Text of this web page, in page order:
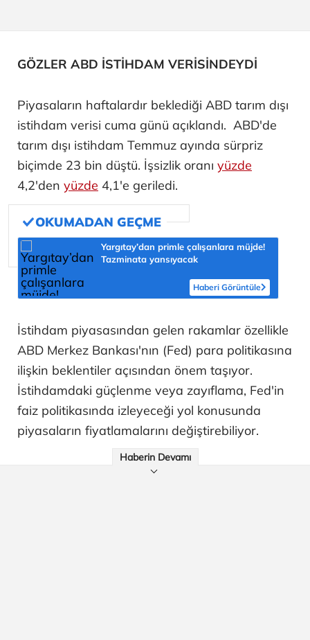
GÖZLER ABD İSTİHDAM VERİSİNDEYDİ
Piyasaların haftalardır beklediği ABD tarım dışı
istihdam verisi cuma günü açıklandı. ABD'de
tarım dışı istihdam Temmuz ayında sürpriz
biçimde 23 bin düştü. İşsizlik oranı yüzde
4,2'den yüzde 4,1'e geriledi.
Yargıtay’dan primle çalışanlara müjde!
Tazminata yansıyacak
Haberi Görüntüle
İstihdam piyasasından gelen rakamlar özellikle
ABD Merkez Bankası'nın (Fed) para politikasına
ilişkin beklentiler açısından önem taşıyor.
İstihdamdaki güçlenme veya zayıflama, Fed'in
faiz politikasında izleyeceği yol konusunda
piyasaların fiyatlamalarını değiştirebiliyor.
Haberin Devamı